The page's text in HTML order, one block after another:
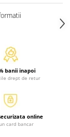
banii inapoi
drept de retur
online
card bancar